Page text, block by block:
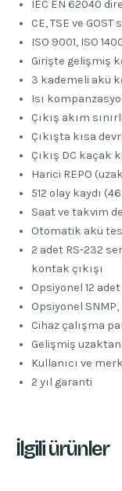
IEC EN 62040
CE, TSE ve
ISO 9001, ISO
Girişte gelişmiş
3 kademeli akü
Isı
Çıkış akım
Çıkışta kısa
Çıkış DC kaçak
Harici REPO
512 olay kaydı
Saat ve takvim
Otomatik akü
2 adet RS-232
kontak çıkışı
Opsiyonel 12
Opsiyonel
Cihaz çalışma
Gelişmiş
Kullanıcı ve
2 yıl garanti
İlgili ürünler